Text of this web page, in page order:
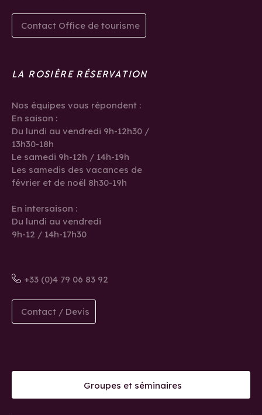
Contact Office de tourisme
LA ROSIÈRE RÉSERVATION
Nos équipes vous répondent :
En saison :
Du lundi au vendredi 9h-12h30 /
13h30-18h
Le samedi 9h-12h / 14h-19h
Les samedis des vacances de
février et de noël 8h30-19h
En intersaison :
Du lundi au vendredi
9h-12 / 14h-17h30
+33 (0)4 79 06 83 92
Contact / Devis
Groupes et séminaires